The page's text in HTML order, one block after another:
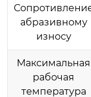
абразивному
износу
Максимальная
рабочая
температура